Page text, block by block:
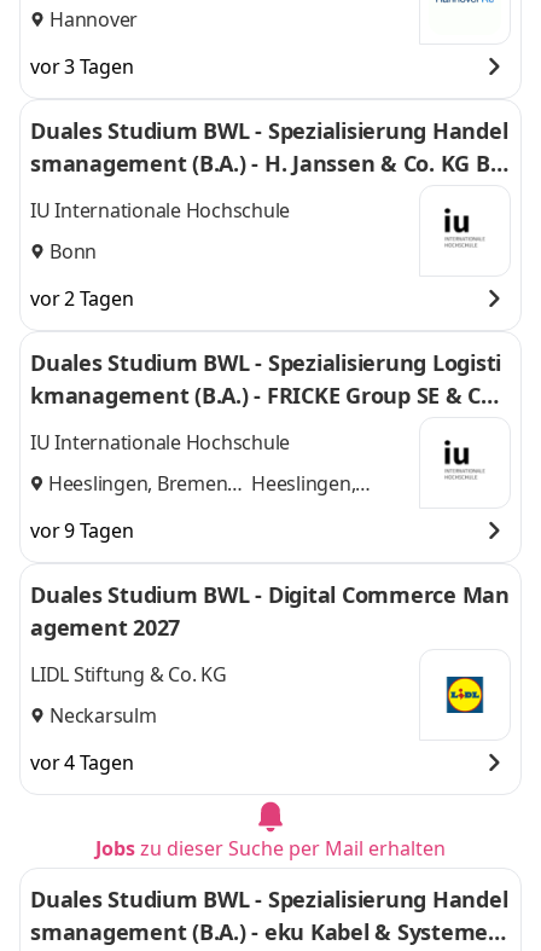
Hannover
vor 3 Tagen
Duales Studium BWL - Spezialisierung Handel
smanagement (B.A.) - H. Janssen & Co. KG Bo
nn
IU Internationale Hochschule
Bonn
vor 2 Tagen
Duales Studium BWL - Spezialisierung Logisti
kmanagement (B.A.) - FRICKE Group SE & Co.
KG
IU Internationale Hochschule
Heeslingen, Bremen
Heeslingen,
vor 9 Tagen
Duales Studium BWL - Digital Commerce Man
agement 2027
LIDL Stiftung & Co. KG
Neckarsulm
vor 4 Tagen
Jobszu dieser Suche per Mail erhalten
Duales Studium BWL - Spezialisierung Handel
smanagement (B.A.) - eku Kabel & Systeme G